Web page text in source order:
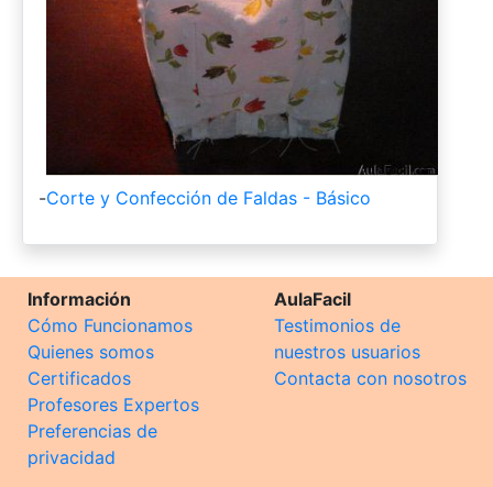
-Corte y Confección de Faldas - Básico
Información
Cómo Funcionamos
Quienes somos
Certificados
Profesores Expertos
Preferencias de
privacidad
AulaFacil
Testimonios de
nuestros usuarios
Contacta con nosotros